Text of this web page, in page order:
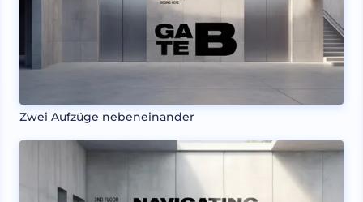
Zwei Aufzüge nebeneinander